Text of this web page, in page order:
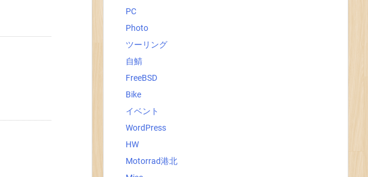
PC
Photo
ツーリング
自鯖
FreeBSD
Bike
イベント
WordPress
HW
Motorrad港北